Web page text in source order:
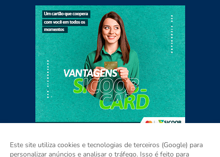
Este site utiliza cookies e tecnologias de terceiros (Google) para
personalizar anúncios e analisar o tráfego. Isso é feito para